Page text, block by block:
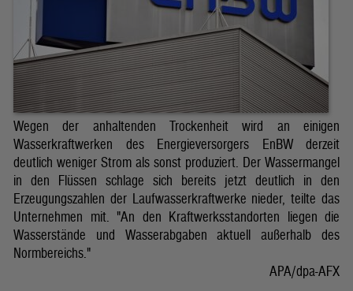
Wegen der anhaltenden Trockenheit wird an einigen
Wasserkraftwerken des Energieversorgers EnBW derzeit
deutlich weniger Strom als sonst produziert. Der Wassermangel
in den Flüssen schlage sich bereits jetzt deutlich in den
Erzeugungszahlen der Laufwasserkraftwerke nieder, teilte das
Unternehmen mit. "An den Kraftwerksstandorten liegen die
Wasserstände und Wasserabgaben aktuell außerhalb des
Normbereichs."
APA/dpa-AFX